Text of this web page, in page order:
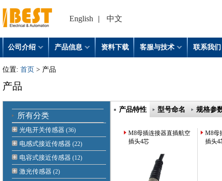
English | 中文
公司介绍 产品信息 资料下载 客服与技术 联系我们
位置: 首页 > 产品
产品
产品特性 型号命名 规格参
M8母插连接器直插航空
插头4芯
M8母
插头4
所有分类
光电开关传感器 (36)
电感式接近传感器 (22)
电容式接近传感器 (12)
激光传感器 (2)